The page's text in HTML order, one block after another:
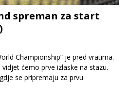
spreman za start
Championship” je pred vratima.
ćemo prve izlaske na stazu.
se pripremaju za prvu